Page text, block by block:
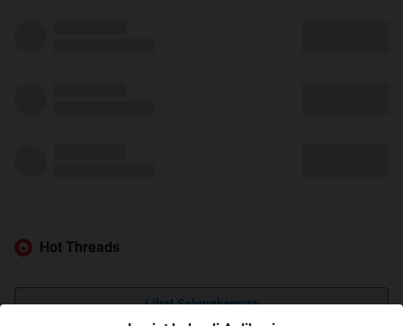
Hot Threads
Lihat Selengkapnya